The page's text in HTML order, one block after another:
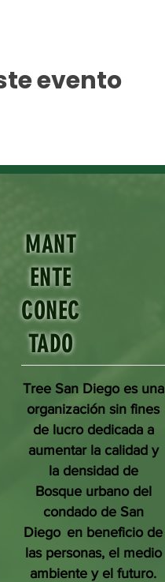
evento
MANT
ENTE
CONEC
TADO
Tree San Diego es una
organización sin fines
de lucro dedicada a
aumentar la calidad y
la densidad de
Bosque urbano del
condado de San
Diego en beneficio de
las personas, el medio
ambiente y el futuro.